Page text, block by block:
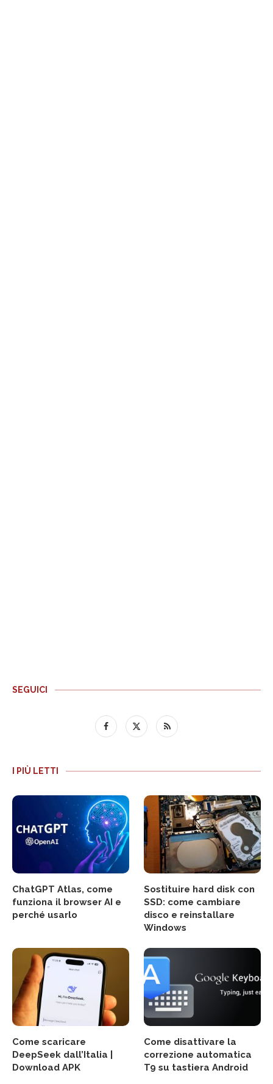
SEGUICI
I PIÙ LETTI
ChatGPT Atlas, come
funziona il browser AI e
perché usarlo
Sostituire hard disk con
SSD: come cambiare
disco e reinstallare
Windows
Come scaricare
DeepSeek dall’Italia |
Download APK
Come disattivare la
correzione automatica
T9 su tastiera Android